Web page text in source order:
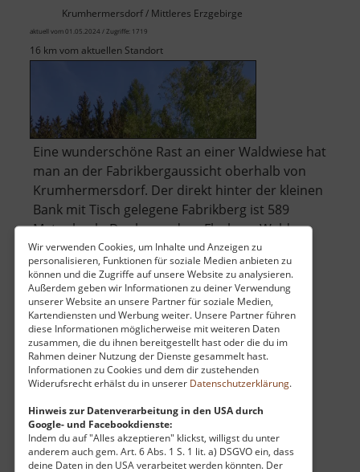
Wir verwenden Cookies, um Inhalte und Anzeigen zu
personalisieren, Funktionen für soziale Medien anbieten zu
können und die Zugriffe auf unsere Website zu analysieren.
Außerdem geben wir Informationen zu deiner Verwendung
unserer Website an unsere Partner für soziale Medien,
Kartendiensten und Werbung weiter. Unsere Partner führen
diese Informationen möglicherweise mit weiteren Daten
zusammen, die du ihnen bereitgestellt hast oder die du im
Rahmen deiner Nutzung der Dienste gesammelt hast.
Informationen zu Cookies und dem dir zustehenden
Widerufsrecht erhälst du in unserer Datenschutzerklärung.
Hinweis zur Datenverarbeitung in den USA durch
Google- und Facebookdienste:
Indem du auf "Alles akzeptieren" klickst, willigst du unter
anderem auch gem. Art. 6 Abs. 1 S. 1 lit. a) DSGVO ein, dass
deine Daten in den USA verarbeitet werden könnten. Der
Krumhermersdorf / Mittleres Erzgebirge
aktuell vom 01.05.2024 / Zugriffe: 1719
16 km vom aktuellen Standort
Eine wunderschöne Rast an einer Waldwiese hat
man an der Fabrikbergaussicht oberhalb von
Krumhermersdorf. Der direkt hinter der kleinen
Bank mit Tisch gelegene Fabrikberg ist 589
Meter hoch. Der besondere Fleck am Wald
eignet sich gut als Rast bei einer Wanderung
zum Schwarzen Teich. .. »weiterlesenüber
Isenburg
Westerzgebirge
aktuell vom 04.10.2024 / Zugriffe: 1727
23 km vom aktuellen Standort